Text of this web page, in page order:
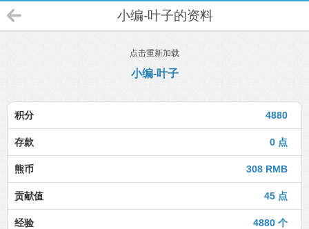
小编-叶子的资料
点击重新加载
小编-叶子
4880
积分
0 点
存款
308 RMB
熊币
45 点
贡献值
4880 个
经验